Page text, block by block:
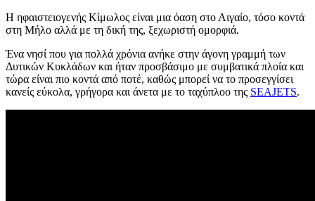
Η ηφαιστειογενής Κίμωλος είναι μια όαση στο Αιγαίο, τόσο κοντά
στη Μήλο αλλά με τη δική της, ξεχωριστή ομορφιά.
Ένα νησί που για πολλά χρόνια ανήκε στην άγονη γραμμή των
Δυτικών Κυκλάδων και ήταν προσβάσιμο με συμβατικά πλοία και
τώρα είναι πιο κοντά από ποτέ, καθώς μπορεί να το προσεγγίσει
κανείς εύκολα, γρήγορα και άνετα με το ταχύπλοο της SEAJETS.